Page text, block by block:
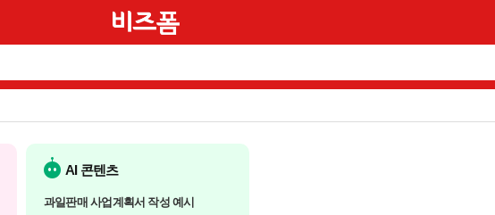
AI 콘텐츠
과일판매 사업계획서 작성 예시